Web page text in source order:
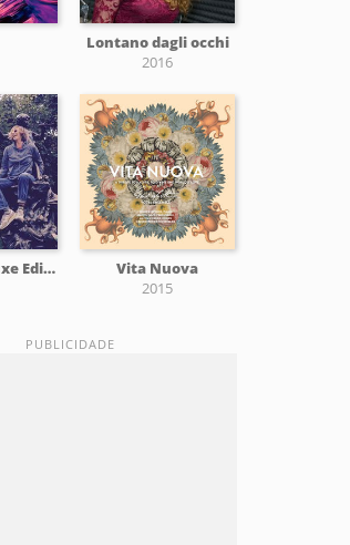
Lontano dagli occhi
2016
Hitstory Deluxe Edition
Vita Nuova
2015